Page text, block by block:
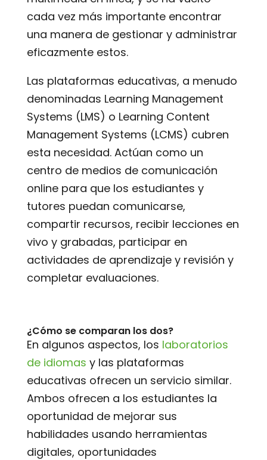
cada vez más importante encontrar
una manera de gestionar y administrar
eficazmente estos.
Las plataformas educativas, a menudo
denominadas Learning Management
Systems (LMS) o Learning Content
Management Systems (LCMS) cubren
esta necesidad. Actúan como un
centro de medios de comunicación
online para que los estudiantes y
tutores puedan comunicarse,
compartir recursos, recibir lecciones en
vivo y grabadas, participar en
actividades de aprendizaje y revisión y
completar evaluaciones.
¿Cómo se comparan los dos?
En algunos aspectos, los laboratorios
de idiomas y las plataformas
educativas ofrecen un servicio similar.
Ambos ofrecen a los estudiantes la
oportunidad de mejorar sus
habilidades usando herramientas
digitales, oportunidades